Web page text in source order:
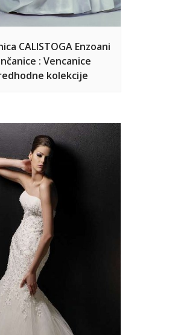
CALISTOGA Enzoani
: Vencanice
kolekcije